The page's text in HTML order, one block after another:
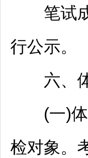
笔试成
行公示。
六、
(一)体
检对象。